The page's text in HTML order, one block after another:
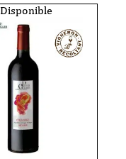
Domaine
Pietri
Geraud
-
Collioure
-
Trousse
Chemise
2023
75
cl
Disponible